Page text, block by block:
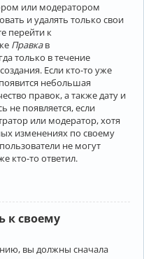
или модератором
и удалять только свои
перейти к
Правкав
только в течение
Если кто-то уже
небольшая
правок, а также дату и
не появляется, если
или модератор, хотя
изменениях по своему
не могут
кто-то ответил.
к своему
вы должны сначала